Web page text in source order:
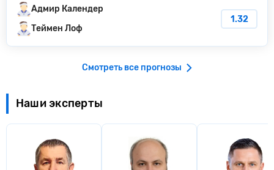
Адмир Календер
Теймен Лоф
1.32
Смотреть все прогнозы
Наши эксперты